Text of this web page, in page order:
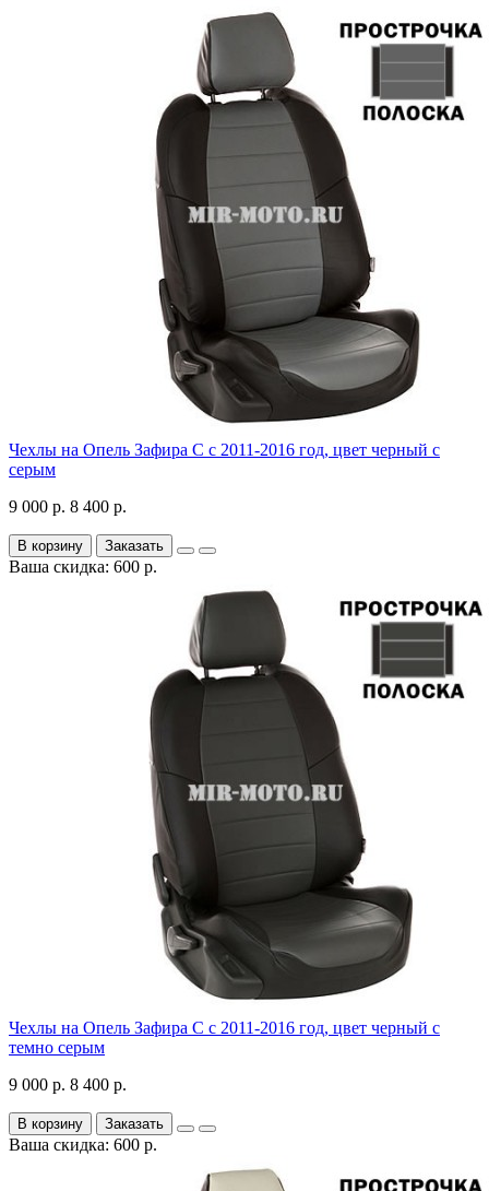
Чехлы на Опель Зафира С с 2011-2016 год, цвет черный с
серым
9 000 р. 8 400 р.
В корзину Заказать
Ваша скидка: 600 р.
Чехлы на Опель Зафира С с 2011-2016 год, цвет черный с
темно серым
9 000 р. 8 400 р.
В корзину Заказать
Ваша скидка: 600 р.